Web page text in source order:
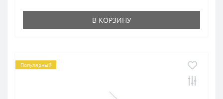
В КОРЗИНУ
Популярный